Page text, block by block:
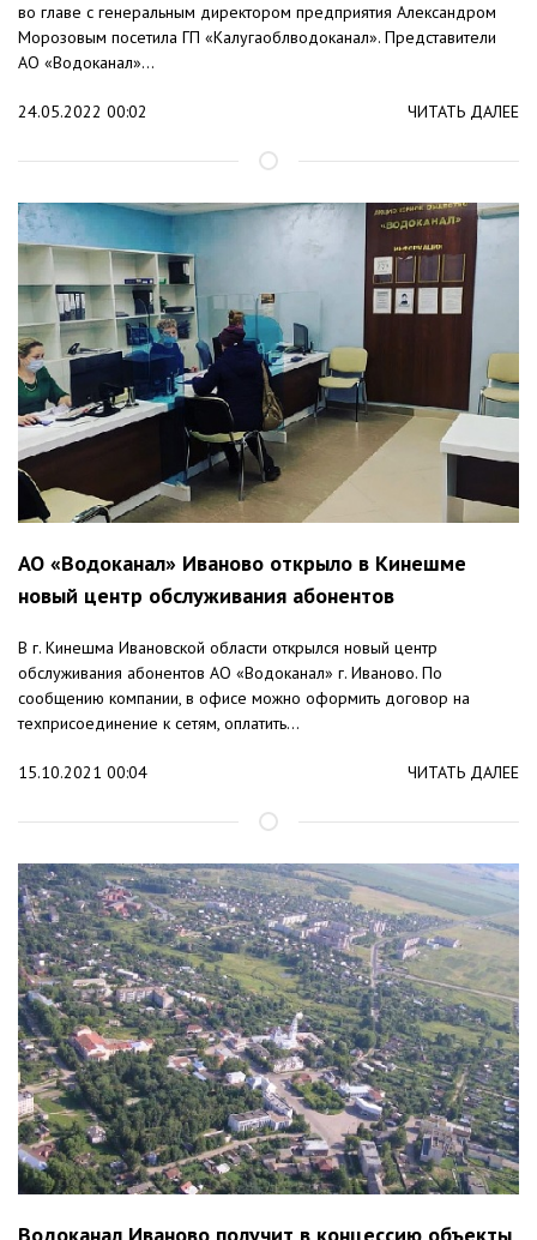
во главе с генеральным директором предприятия Александром
Морозовым посетила ГП «Калугаоблводоканал». Представители
АО «Водоканал»...
24.05.2022 00:02 ЧИТАТЬ ДАЛЕЕ
АО «Водоканал» Иваново открыло в Кинешме
новый центр обслуживания абонентов
В г. Кинешма Ивановской области открылся новый центр
обслуживания абонентов АО «Водоканал» г. Иваново. По
сообщению компании, в офисе можно оформить договор на
техприсоединение к сетям, оплатить...
15.10.2021 00:04 ЧИТАТЬ ДАЛЕЕ
Водоканал Иваново получит в концессию объекты